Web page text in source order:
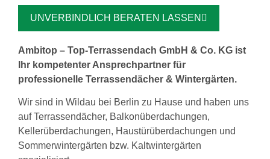
UNVERBINDLICH BERATEN LASSEN
Ambitop – Top-Terrassendach GmbH & Co. KG ist
Ihr kompetenter Ansprechpartner für
professionelle Terrassendächer & Wintergärten.
Wir sind in Wildau bei Berlin zu Hause und haben uns
auf Terrassendächer, Balkonüberdachungen,
Kellerüberdachungen, Haustürüberdachungen und
Sommerwintergärten bzw. Kaltwintergärten